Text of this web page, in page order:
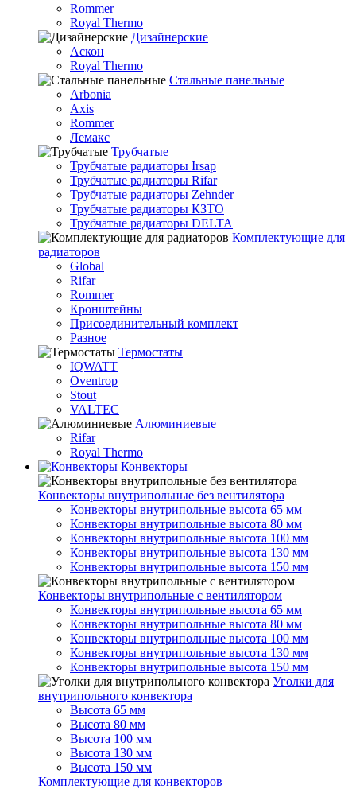
Rommer
Royal Thermo
Дизайнерские
Аскон
Royal Thermo
Стальные панельные
Arbonia
Axis
Rommer
Лемакс
Трубчатые
Трубчатые радиаторы Irsap
Трубчатые радиаторы Rifar
Трубчатые радиаторы Zehnder
Трубчатые радиаторы КЗТО
Трубчатые радиаторы DELTA
Комплектующие для
радиаторов
Global
Rifar
Rommer
Кронштейны
Присоединительный комплект
Разное
Термостаты
IQWATT
Oventrop
Stout
VALTEC
Алюминиевые
Rifar
Royal Thermo
Конвекторы
Конвекторы внутрипольные без вентилятора
Конвекторы внутрипольные высота 65 мм
Конвекторы внутрипольные высота 80 мм
Конвекторы внутрипольные высота 100 мм
Конвекторы внутрипольные высота 130 мм
Конвекторы внутрипольные высота 150 мм
Конвекторы внутрипольные с вентилятором
Конвекторы внутрипольные высота 65 мм
Конвекторы внутрипольные высота 80 мм
Конвекторы внутрипольные высота 100 мм
Конвекторы внутрипольные высота 130 мм
Конвекторы внутрипольные высота 150 мм
Уголки для
внутрипольного конвектора
Высота 65 мм
Высота 80 мм
Высота 100 мм
Высота 130 мм
Высота 150 мм
Комплектующие для конвекторов